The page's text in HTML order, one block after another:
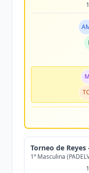
TC
Torneo de
1ª Masculina